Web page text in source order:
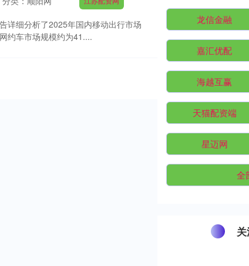
详细分析了2025年国内移动出行市场
约车市场规模约为41....
龙信金融
嘉汇优配
海越互赢
天猫配资端
星迈网
全